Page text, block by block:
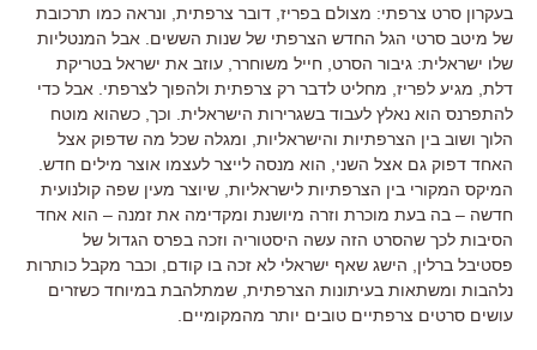
בעקרון סרט צרפתי: מצולם בפריז, דובר צרפתית, ונראה כמו תרכובת
של מיטב סרטי הגל החדש הצרפתי של שנות הששים. אבל המנטליות
שלו ישראלית: גיבור הסרט, חייל משוחרר, עוזב את ישראל בטריקת
דלת, מגיע לפריז, מחליט לדבר רק צרפתית ולהפוך לצרפתי. אבל כדי
להתפרנס הוא נאלץ לעבוד בשגרירות הישראלית. וכך, כשהוא מוטח
הלוך ושוב בין הצרפתיות והישראליות, ומגלה שכל מה שדפוק אצל
האחד דפוק גם אצל השני, הוא מנסה לייצר לעצמו אוצר מילים חדש.
המיקס המקורי בין הצרפתיות לישראליות, שיוצר מעין שפה קולנועית
חדשה – בה בעת מוכרת וזרה מיושנת ומקדימה את זמנה – הוא אחד
הסיבות לכך שהסרט הזה עשה היסטוריה וזכה בפרס הגדול של
פסטיבל ברלין, הישג שאף ישראלי לא זכה בו קודם, וכבר מקבל כותרות
נלהבות ומשתאות בעיתונות הצרפתית, שמתלהבת במיוחד כשזרים
עושים סרטים צרפתיים טובים יותר מהמקומיים.